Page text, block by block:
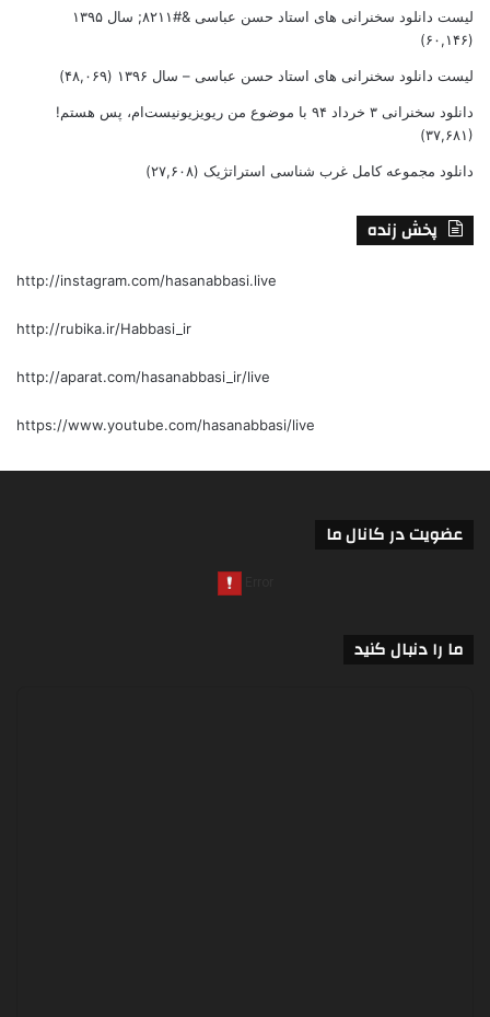
لیست دانلود سخنرانی های استاد حسن عباسی &#۸۲۱۱; سال ۱۳۹۵
(۶۰,۱۴۶)
لیست دانلود سخنرانی های استاد حسن عباسی – سال ۱۳۹۶ (۴۸,۰۶۹)
دانلود سخنرانی ۳ خرداد ۹۴ با موضوع من ریویزیونیست‌ام، پس هستم!
(۳۷,۶۸۱)
دانلود مجموعه کامل غرب شناسی استراتژیک (۲۷,۶۰۸)
پخش زنده
http://instagram.com/hasanabbasi.live
http://rubika.ir/Habbasi_ir
http://aparat.com/hasanabbasi_ir/live
https://www.youtube.com/hasanabbasi/live
عضویت در کانال ما
ما را دنبال کنید